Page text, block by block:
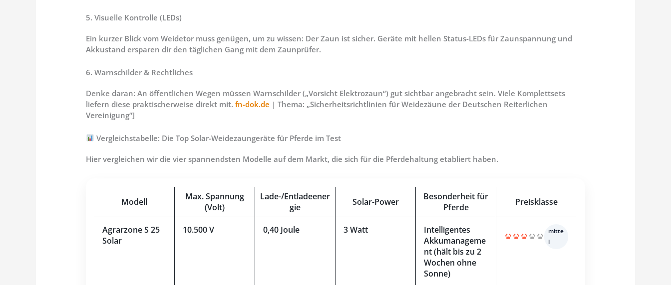
5. Visuelle Kontrolle (LEDs)
Ein kurzer Blick vom Weidetor muss genügen, um zu wissen: Der Zaun ist sicher. Geräte mit hellen Status-LEDs für Zaunspannung und
Akkustand ersparen dir den täglichen Gang mit dem Zaunprüfer.
6. Warnschilder & Rechtliches
Denke daran: An öffentlichen Wegen müssen Warnschilder („Vorsicht Elektrozaun“) gut sichtbar angebracht sein. Viele Komplettsets
liefern diese praktischerweise direkt mit.fn-dok.de | Thema: „Sicherheitsrichtlinien für Weidezäune der Deutschen Reiterlichen
Vereinigung“]
Vergleichstabelle: Die Top Solar-Weidezaungeräte für Pferde im Test
Hier vergleichen wir die vier spannendsten Modelle auf dem Markt, die sich für die Pferdehaltung etabliert haben.
Modell
Max. Spannung
(Volt)
Lade-/Entladeener
gie
Solar-Power
Besonderheit für
Pferde
Preisklasse
Agrarzone S 25
Solar
10.500 V 0,40 Joule 3 Watt
Intelligentes
Akkumanageme
nt (hält bis zu 2
Wochen ohne
Sonne)
mitte
l